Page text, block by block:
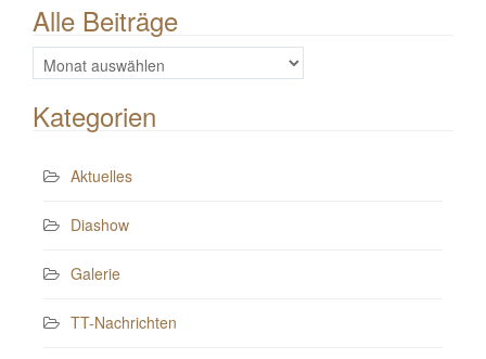
Alle Beiträge
Alle
Beiträge
Kategorien
Aktuelles
Diashow
Galerie
TT-Nachrichten